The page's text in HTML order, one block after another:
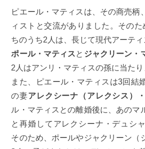
ピエール・マティスは、その商売柄
ィストと交流がありました。その
ちのうち2人は、長じて現代アーティ
ポール・マティスと ジャクリーン・
2人はアンリ・マティスの孫に当たり
また、ピエール・マティスは3回結
の妻アレクシーナ（アレクシス）
ル・マティスとの離婚後に、あのマ
と再婚してアレクシーナ・デュシ
そのため、ポールやジャクリーン（